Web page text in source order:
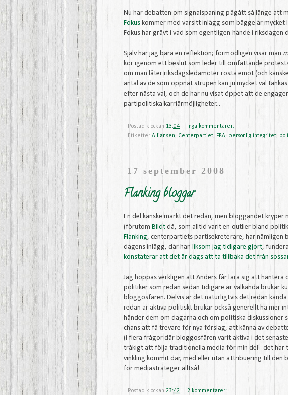
Nu har debatten om signalspaning pågått så länge att
Fokus kommer med varsitt inlägg som bägge är mycket
Fokus har grävt i vad som egentligen hände i riksdagen
Själv har jag bara en reflektion; förmodligen visar man
kör igenom ett beslut som leder till omfattande
om man låter riksdagsledamöter rösta emot (och
antal av de som öppnat strupen kan ju mycket väl
efter nästa val, och de har nu visat öppet att de
partipolitiska karriärmöjligheter...
Postad klockan 13:04
Inga kommentarer:
Etiketter Alliansen, Centerpartiet, FRA, personlig integritet,
17 september 2008
Flanking bloggar
En del kanske märkt det redan, men bloggandet kryper
(förutom Bildt då, som alltid varit en outlier bland
Flanking, centerpartiets partisekreterare, har nämligen
dagens inlägg, där han liksom jag tidigare gjort,
konstaterar att det är dags att ta tillbaka det från
Jag hoppas verkligen att Anders får lära sig att hantera
politiker som redan sedan tidigare är välkända brukar
bloggosfären. Delvis är det naturligtvis det redan
redan är aktiva politiskt brukar också generellt ha mer
händer dem om dagarna och om politiska diskussioner
chans att få trevare för nya förslag, att känna av
(i flera frågor där bloggosfären varit aktiva i det
tråkigt att följa traditionella media för min del - det har
vinkling kommit där, med eller utan attribuering till den
för mediastrateger alltså!
Postad klockan 23:42
2 kommentarer: